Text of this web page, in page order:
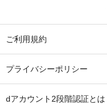
ご利用規約
プライバシーポリシー
dアカウント2段階認証とは